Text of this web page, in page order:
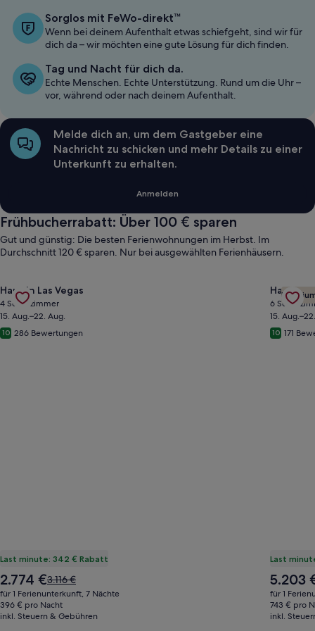
Sorglos mit FeWo-direkt™
Wenn bei deinem Aufenthalt etwas schiefgeht, sind wir für
dich da – wir möchten eine gute Lösung für dich finden.
Tag und Nacht für dich da.
Echte Menschen. Echte Unterstützung. Rund um die Uhr –
vor, während oder nach deinem Aufenthalt.
Melde dich an, um dem Gastgeber eine
Nachricht zu schicken und mehr Details zu einer
Unterkunft zu erhalten.
Anmelden
Frühbucherrabatt: Über 100 € sparen
Gut und günstig: Die besten Ferienwohnungen im Herbst. Im
Durchschnitt 120 € sparen. Nur bei ausgewählten Ferienhäusern.
Gallery
Carousel
Haus in Las Vegas
4 Schlafzimmer
15. Aug.–22. Aug.
10 286 Bewertungen
Last minute: 342 € Rabatt
Der
Preis
beträgt
2.774 €
2.774 €Der
alte
Preis
war
3.116 €
für 1 Ferienunterkunft, 7 Nächte
396 € pro Nacht
inkl. Steuern & Gebühren
Gallery
Haus in
6
15.
10 171
Last
Der
Preis
beträgt
5.203 €
5.203
für 1
743 € pro
inkl.